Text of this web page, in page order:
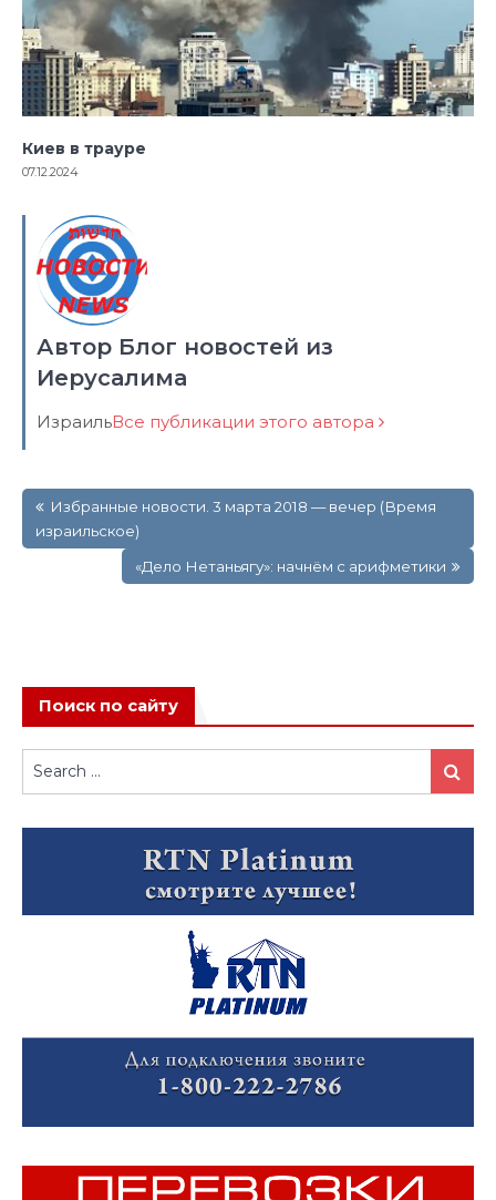
Киев в трауре
07.12.2024
Автор Блог новостей из
Иерусалима
ИзраильВсе публикации этого автора
по
записям
Избранные новости. 3 марта 2018 — вечер (Время
израильское)
«Дело Нетаньягу»: начнём с арифметики
Поиск по сайту
Search
for:
Search